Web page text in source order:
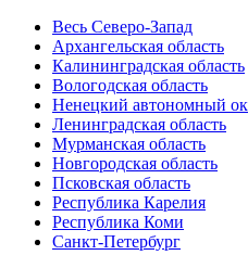
Весь Северо-Запад
Архангельская область
Калининградская область
Вологодская область
Ненецкий автономный
Ленинградская область
Мурманская область
Новгородская область
Псковская область
Республика Карелия
Республика Коми
Санкт-Петербург